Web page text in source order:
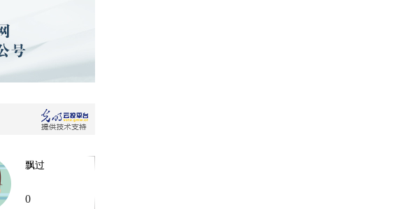
飘过
0